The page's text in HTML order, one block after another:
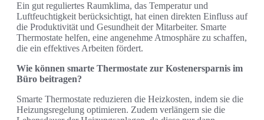
Ein gut reguliertes Raumklima, das Temperatur und
Luftfeuchtigkeit berücksichtigt, hat einen direkten Einfluss auf
die Produktivität und Gesundheit der Mitarbeiter. Smarte
Thermostate helfen, eine angenehme Atmosphäre zu schaffen,
die ein effektives Arbeiten fördert.
Wie können smarte Thermostate zur Kostenersparnis im
Büro beitragen?
Smarte Thermostate reduzieren die Heizkosten, indem sie die
Heizungsregelung optimieren. Zudem verlängern sie die